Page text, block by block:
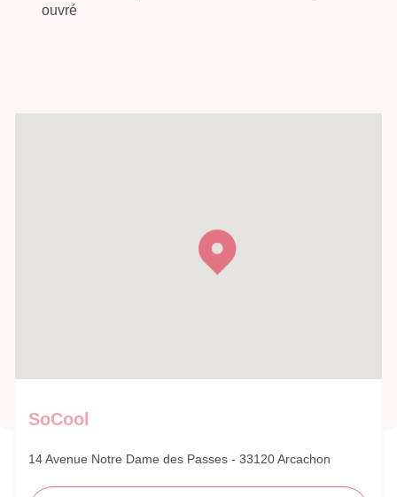
ouvré
SoCool
14 Avenue Notre Dame des Passes - 33120 Arcachon